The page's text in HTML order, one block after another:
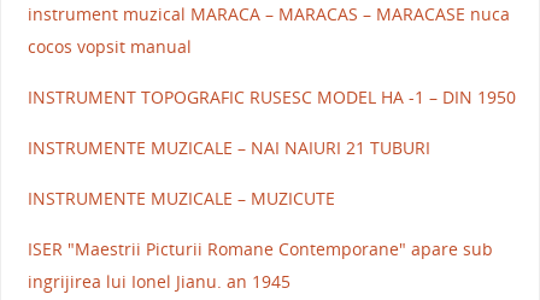
instrument muzical MARACA – MARACAS – MARACASE nuca
cocos vopsit manual
INSTRUMENT TOPOGRAFIC RUSESC MODEL HA -1 – DIN 1950
INSTRUMENTE MUZICALE – NAI NAIURI 21 TUBURI
INSTRUMENTE MUZICALE – MUZICUTE
ISER "Maestrii Picturii Romane Contemporane" apare sub
ingrijirea lui Ionel Jianu. an 1945